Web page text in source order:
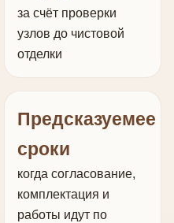
за счёт проверки
узлов до чистовой
отделки
Предсказуемее
сроки
когда согласование,
комплектация и
работы идут по